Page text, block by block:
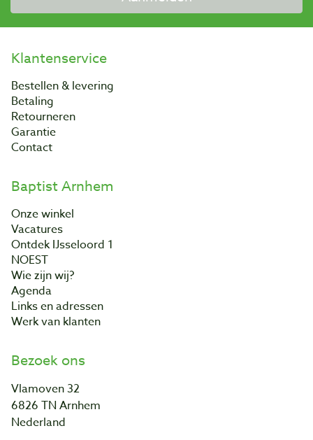
Klantenservice
Bestellen & levering
Betaling
Retourneren
Garantie
Contact
Baptist Arnhem
Onze winkel
Vacatures
Ontdek IJsseloord 1
NOEST
Wie zijn wij?
Agenda
Links en adressen
Werk van klanten
Bezoek ons
Vlamoven 32
6826 TN Arnhem
Nederland